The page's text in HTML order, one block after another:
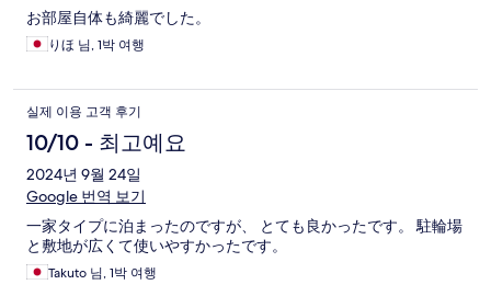
お部屋自体も綺麗でした。
りほ 님, 1박 여행
실제 이용 고객 후기
10/10 - 최고예요
2024년 9월 24일
Google 번역 보기
一家タイプに泊まったのですが、 とても良かったです。 駐輪場
と敷地が広くて使いやすかったです。
Takuto 님, 1박 여행